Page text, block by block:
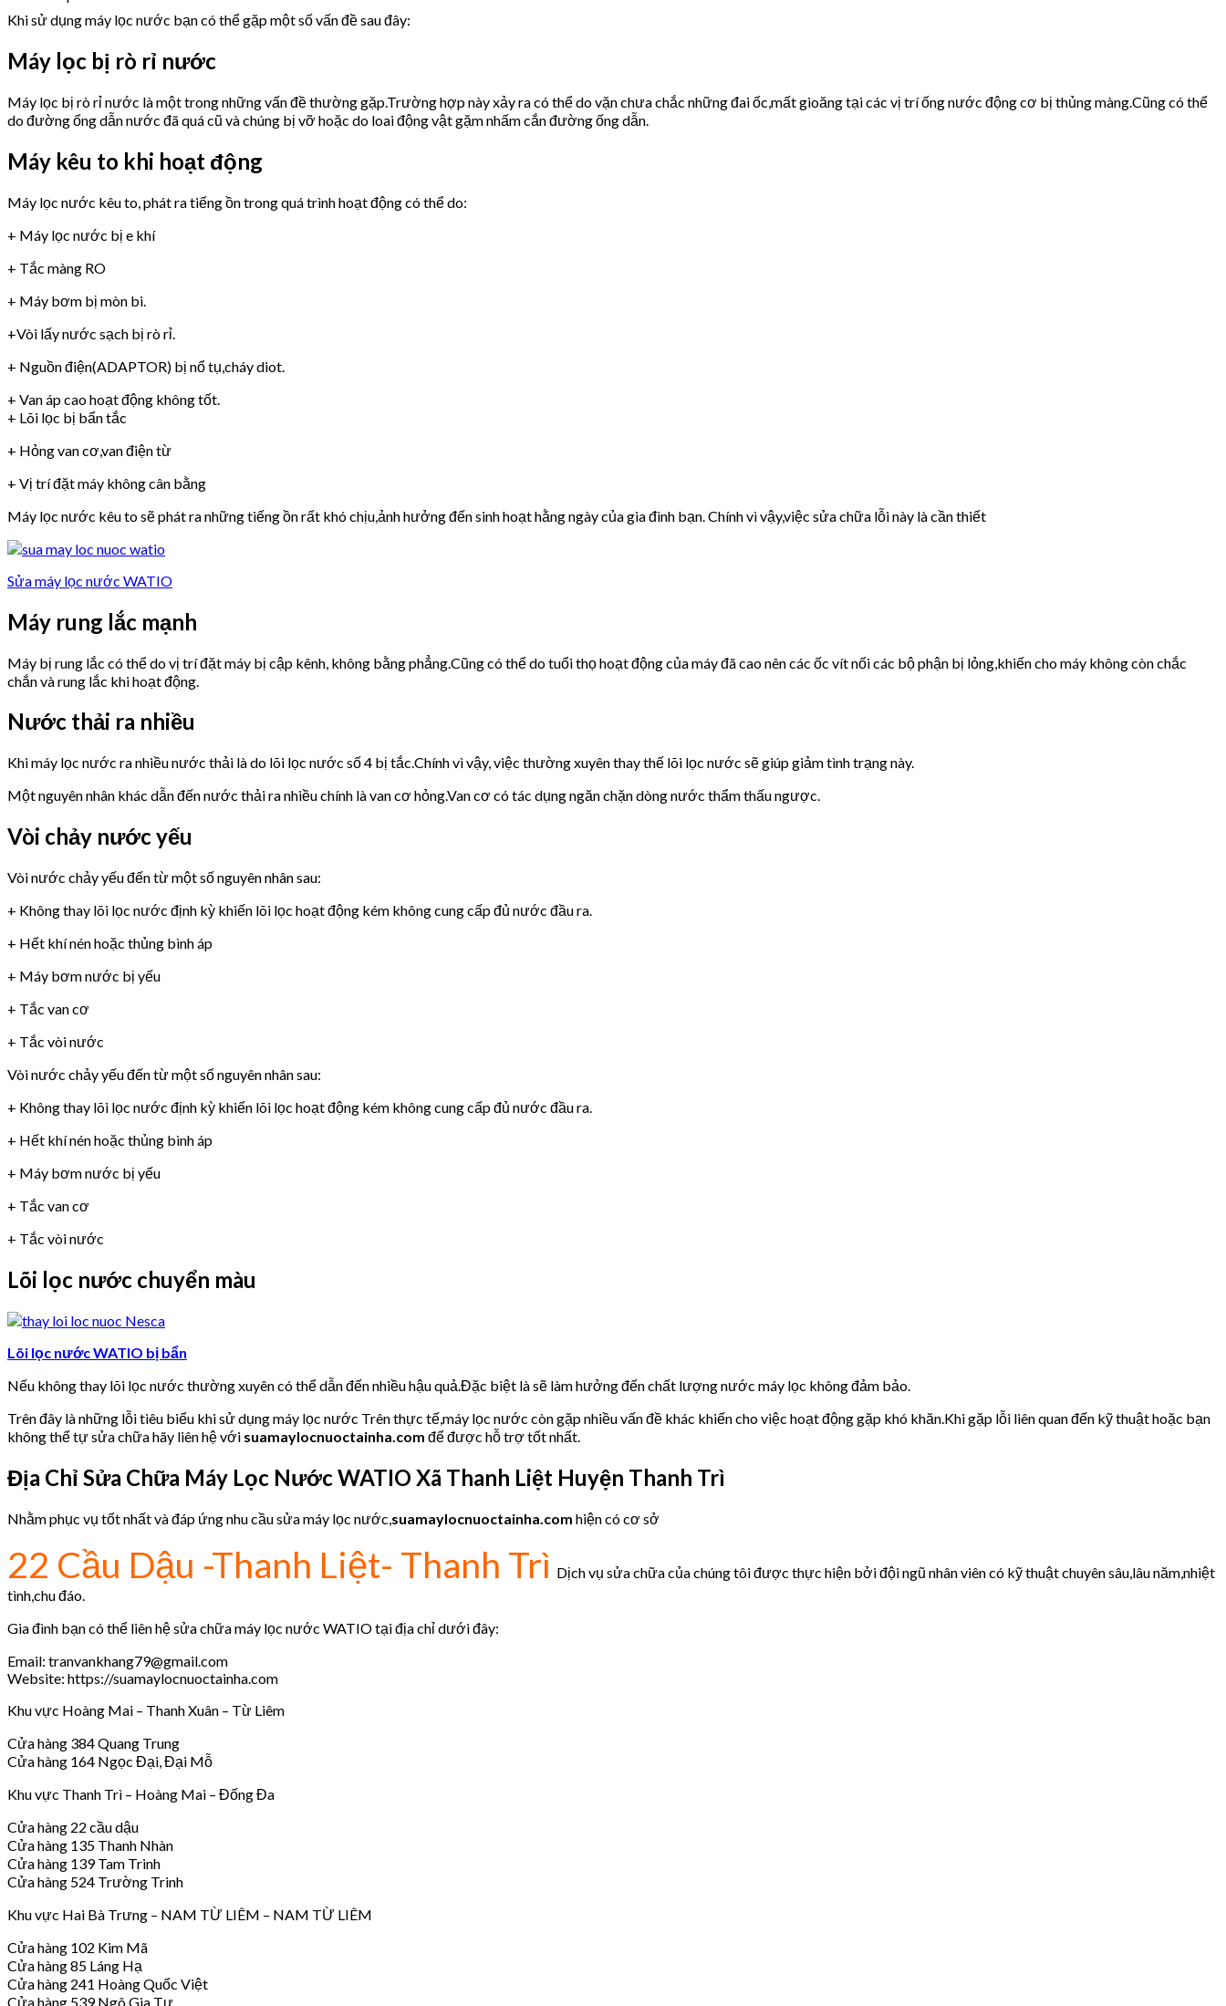
Khi sử dụng máy lọc nước bạn có thể gặp một số vấn đề sau đây:
Máy lọc bị rò rỉ nước
Máy lọc bị rò rỉ nước là một trong những vấn đề thường gặp.Trường hợp này xảy ra có thể do vặn chưa chắc những đai ốc,mất gioăng tại các vị trí ống nước động cơ bị thủng màng.Cũng có thể
do đường ống dẫn nước đã quá cũ và chúng bị vỡ hoặc do loai động vật gặm nhấm cắn đường ống dẫn.
Máy kêu to khi hoạt động
Máy lọc nước kêu to, phát ra tiếng ồn trong quá trình hoạt động có thể do:
+ Máy lọc nước bị e khí
+ Tắc màng RO
+ Máy bơm bị mòn bi.
+Vòi lấy nước sạch bị rò rỉ.
+ Nguồn điện(ADAPTOR) bị nổ tụ,cháy diot.
+ Van áp cao hoạt động không tốt.
+ Lõi lọc bị bẩn tắc
+ Hỏng van cơ,van điện từ
+ Vị trí đặt máy không cân bằng
Máy lọc nước kêu to sẽ phát ra những tiếng ồn rất khó chịu,ảnh hưởng đến sinh hoạt hằng ngày của gia đình bạn. Chính vì vậy,việc sửa chữa lỗi này là cần thiết
Sửa máy lọc nước WATIO
Máy rung lắc mạnh
Máy bị rung lắc có thể do vị trí đặt máy bị cập kênh, không bằng phẳng.Cũng có thể do tuổi thọ hoạt động của máy đã cao nên các ốc vít nối các bộ phận bị lỏng,khiến cho máy không còn chắc
chắn và rung lắc khi hoạt động.
Nước thải ra nhiều
Khi máy lọc nước ra nhiều nước thải là do lõi lọc nước số 4 bị tắc.Chính vì vậy, việc thường xuyên thay thế lõi lọc nước sẽ giúp giảm tình trạng này.
Một nguyên nhân khác dẫn đến nước thải ra nhiều chính là van cơ hỏng.Van cơ có tác dụng ngăn chặn dòng nước thẩm thấu ngược.
Vòi chảy nước yếu
Vòi nước chảy yếu đến từ một số nguyên nhân sau:
+ Không thay lõi lọc nước định kỳ khiến lõi lọc hoạt động kém không cung cấp đủ nước đầu ra.
+ Hết khí nén hoặc thủng bình áp
+ Máy bơm nước bị yếu
+ Tắc van cơ
+ Tắc vòi nước
Vòi nước chảy yếu đến từ một số nguyên nhân sau:
+ Không thay lõi lọc nước định kỳ khiến lõi lọc hoạt động kém không cung cấp đủ nước đầu ra.
+ Hết khí nén hoặc thủng bình áp
+ Máy bơm nước bị yếu
+ Tắc van cơ
+ Tắc vòi nước
Lõi lọc nước chuyển màu
Lõi lọc nước WATIO bị bẩn
Nếu không thay lõi lọc nước thường xuyên có thể dẫn đến nhiều hậu quả.Đặc biệt là sẽ làm hưởng đến chất lượng nước máy lọc không đảm bảo.
Trên đây là những lỗi tiêu biểu khi sử dụng máy lọc nước Trên thực tế,máy lọc nước còn gặp nhiều vấn đề khác khiến cho việc hoạt động gặp khó khăn.Khi gặp lỗi liên quan đến kỹ thuật hoặc bạn
không thể tự sửa chữa hãy liên hệ với suamaylocnuoctainha.com để được hỗ trợ tốt nhất.
Địa Chỉ Sửa Chữa Máy Lọc Nước WATIO Xã Thanh Liệt Huyện Thanh Trì
Nhằm phục vụ tốt nhất và đáp ứng nhu cầu sửa máy lọc nước, suamaylocnuoctainha.com hiện có cơ sở
22 Cầu Dậu -Thanh Liệt- Thanh Trì Dịch vụ sửa chữa của chúng tôi được thực hiện bởi đội ngũ nhân viên có kỹ thuật chuyên sâu,lâu năm,nhiệt
tình,chu đáo.
Gia đình bạn có thể liên hệ sửa chữa máy lọc nước WATIO tại địa chỉ dưới đây:
Email: tranvankhang79@gmail.com
Website: https://suamaylocnuoctainha.com
Khu vực Hoàng Mai – Thanh Xuân – Từ Liêm
Cửa hàng 384 Quang Trung
Cửa hàng 164 Ngọc Đại, Đại Mỗ
Khu vực Thanh Trì – Hoàng Mai – Đống Đa
Cửa hàng 22 cầu dậu
Cửa hàng 135 Thanh Nhàn
Cửa hàng 139 Tam Trinh
Cửa hàng 524 Trường Trinh
Khu vực Hai Bà Trưng – NAM TỪ LIÊM – NAM TỪ LIÊM
Cửa hàng 102 Kim Mã
Cửa hàng 85 Láng Hạ
Cửa hàng 241 Hoàng Quốc Việt
Cửa hàng 539 Ngô Gia Tự